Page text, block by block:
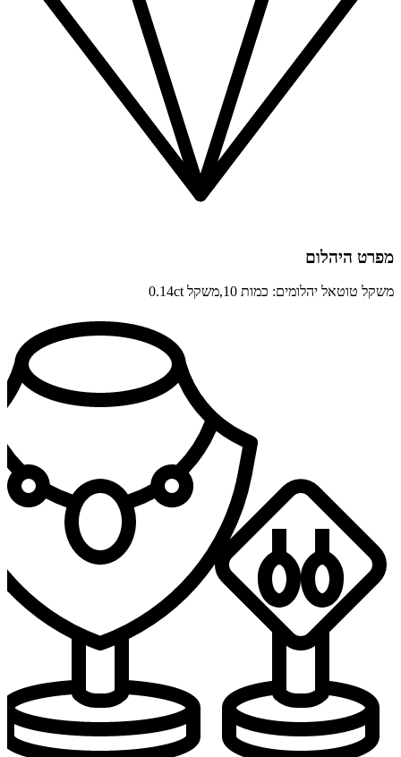
מפרט היהלום
משקל טוטאל יהלומים: כמות 10,משקל 0.14ct